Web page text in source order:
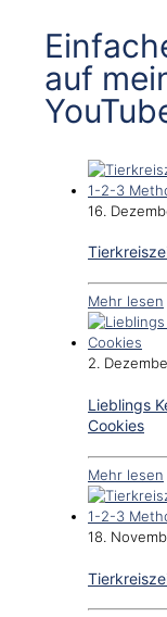
auf
16.
Mehr lesen
2.
Lieblings
Cookies
Mehr lesen
18.